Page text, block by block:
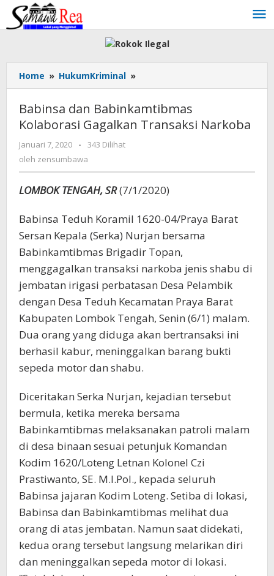
Lewati
konten
Home » HukumKriminal »
dan
Kolaborasi
Gagalkan
Babinsa dan Babinkamtibmas
Kolaborasi Gagalkan Transaksi Narkoba
Januari 7, 2020
oleh
zensumbawa
-
343 Dilihat
oleh zensumbawa
LOMBOK TENGAH, SR(7/1/2020)
Babinsa Teduh Koramil 1620-04/Praya Barat
Sersan Kepala (Serka) Nurjan bersama
Babinkamtibmas Brigadir Topan,
menggagalkan transaksi narkoba jenis shabu di
jembatan irigasi perbatasan Desa Pelambik
dengan Desa Teduh Kecamatan Praya Barat
Kabupaten Lombok Tengah, Senin (6/1) malam.
Dua orang yang diduga akan bertransaksi ini
berhasil kabur, meninggalkan barang bukti
sepeda motor dan shabu.
Diceritakan Serka Nurjan, kejadian tersebut
bermula, ketika mereka bersama
Babinkamtibmas melaksanakan patroli malam
di desa binaan sesuai petunjuk Komandan
Kodim 1620/Loteng Letnan Kolonel Czi
Prastiwanto, SE. M.I.Pol., kepada seluruh
Babinsa jajaran Kodim Loteng. Setiba di lokasi,
Babinsa dan Babinkamtibmas melihat dua
orang di atas jembatan. Namun saat didekati,
kedua orang tersebut langsung melarikan diri
dan meninggalkan sepeda motor di lokasi.